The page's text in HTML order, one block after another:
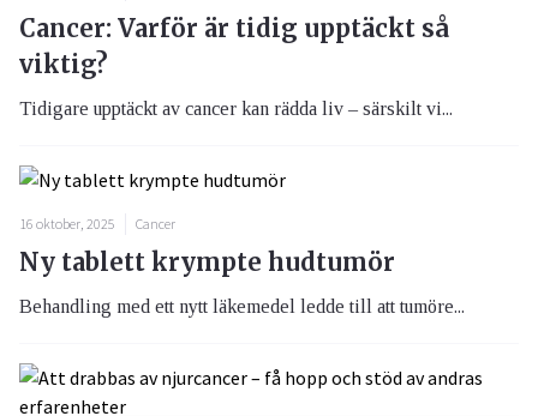
Cancer: Varför är tidig upptäckt så
viktig?
Tidigare upptäckt av cancer kan rädda liv – särskilt vi...
16 oktober, 2025 Cancer
Ny tablett krympte hudtumör
Behandling med ett nytt läkemedel ledde till att tumöre...